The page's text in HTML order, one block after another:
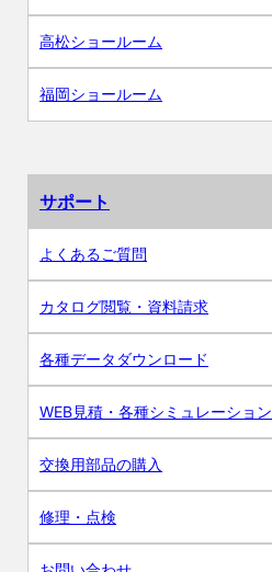
高松ショールーム
福岡ショールーム
サポート
よくあるご質問
カタログ閲覧・資料請求
各種データダウンロード
WEB見積・各種シミュレーション
交換用部品の購入
修理・点検